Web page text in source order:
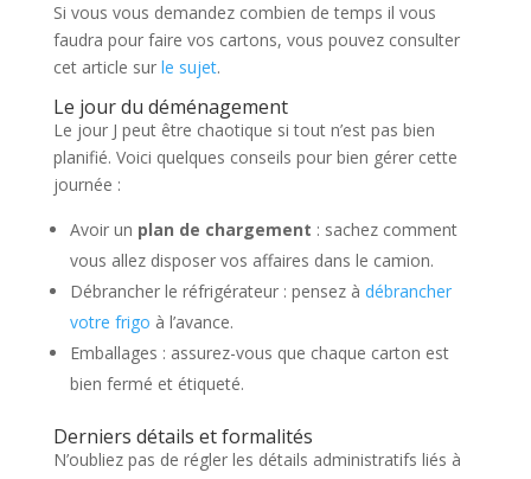
Si vous vous demandez combien de temps il vous
faudra pour faire vos cartons, vous pouvez consulter
cet article sur le sujet.
Le jour du déménagement
Le jour J peut être chaotique si tout n’est pas bien
planifié. Voici quelques conseils pour bien gérer cette
journée :
Avoir un plan de chargement : sachez comment
vous allez disposer vos affaires dans le camion.
Débrancher le réfrigérateur : pensez à débrancher
votre frigo à l’avance.
Emballages : assurez-vous que chaque carton est
bien fermé et étiqueté.
Derniers détails et formalités
N’oubliez pas de régler les détails administratifs liés à